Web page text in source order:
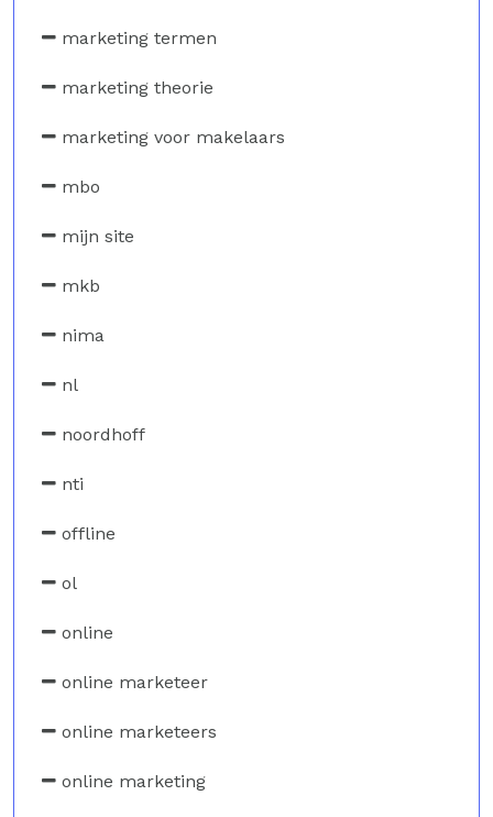
marketing termen
marketing theorie
marketing voor makelaars
mbo
mijn site
mkb
nima
nl
noordhoff
nti
offline
ol
online
online marketeer
online marketeers
online marketing